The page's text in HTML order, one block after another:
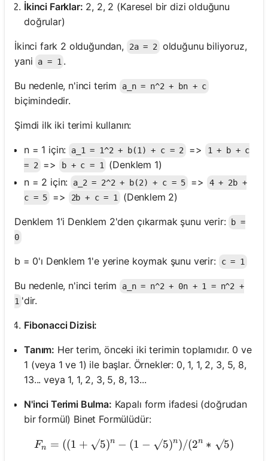
İkinci Farklar: 2, 2, 2 (Karesel bir dizi olduğunu
doğrular)
İkinci fark 2 olduğundan, 2a = 2 olduğunu biliyoruz,
yani
a = 1 .
Bu nedenle, n'inci terim a_n = n^2 + bn + c
biçimindedir.
Şimdi ilk iki terimi kullanın:
n = 1 için: a_1 = 1^2 + b(1) + c = 2 =>
1 + b + c
= 2 => b + c = 1 (Denklem 1)
n = 2 için:
a_2 = 2^2 + b(2) + c = 5 =>
4 + 2b +
c = 5
=> 2b + c = 1 (Denklem 2)
Denklem 1'i Denklem 2'den çıkarmak şunu verir:
b =
0
b = 0'ı Denklem 1'e yerine koymak şunu verir: c = 1
Bu nedenle, n'inci terim
a_n = n^2 + 0n + 1 = n^2 +
1 'dir.
Fibonacci Dizisi:
Tanım: Her terim, önceki iki terimin toplamıdır. 0 ve
1 (veya 1 ve 1) ile başlar. Örnekler: 0, 1, 1, 2, 3, 5, 8,
13... veya 1, 1, 2, 3, 5, 8, 13...
N'inci Terimi Bulma: Kapalı form ifadesi (doğrudan
bir formül) Binet Formülüdür:
F_n = ( (1 + √5)^n - (1 -
Fn = ((1 + √5)n − (1 − √5)n)/(2n ∗ √5)